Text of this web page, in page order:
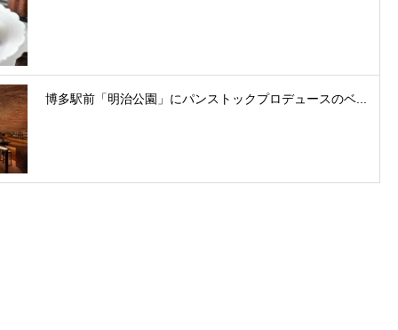
博多駅前「明治公園」にパンストックプロデュースのベ...